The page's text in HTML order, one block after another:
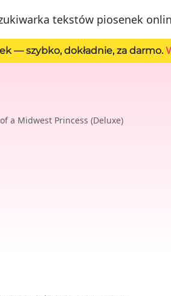
tekstów piosenek
— szybko, dokładnie, za darmo.
a Midwest Princess (Deluxe)